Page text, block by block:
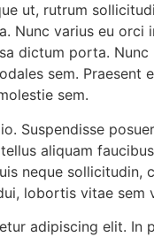
ut, rutrum
Nunc varius eu orci
dictum porta.
sem.
sem.
Suspendisse
aliquam
neque
lobortis vitae
adipiscing elit. In